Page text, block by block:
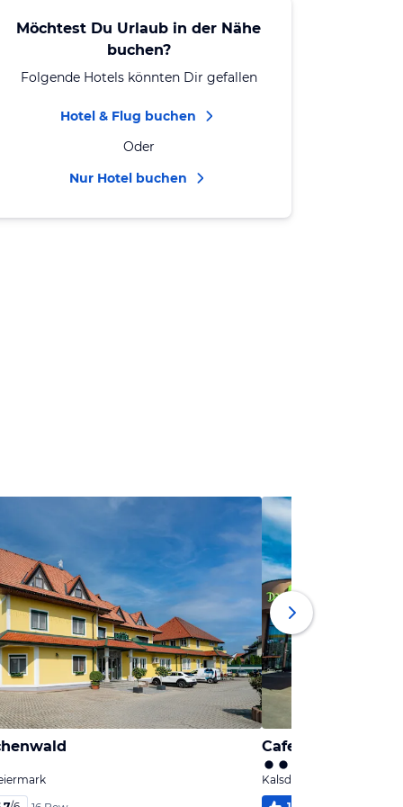
Möchtest Du Urlaub in der Nähe
buchen?
Folgende Hotels könnten Dir gefallen
Hotel & Flug buchen
Oder
Nur Hotel buchen
Cafe-Restaurant
Kalsdorf bei Graz,